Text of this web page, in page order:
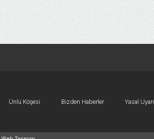
Ünlü Köşesi Bizden Haberler Yasal Uyarı